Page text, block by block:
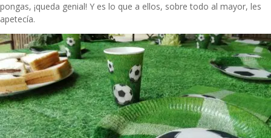
pongas, ¡queda genial! Y es lo que a ellos, sobre todo al mayor, les
apetecía.